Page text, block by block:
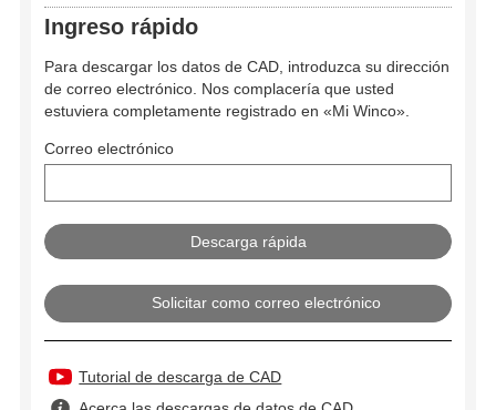
Ingreso rápido
Para descargar los datos de CAD, introduzca su dirección
de correo electrónico. Nos complacería que usted
estuviera completamente registrado en «Mi Winco».
Correo electrónico
Solicitar como correo electrónico
Tutorial de descarga de CAD